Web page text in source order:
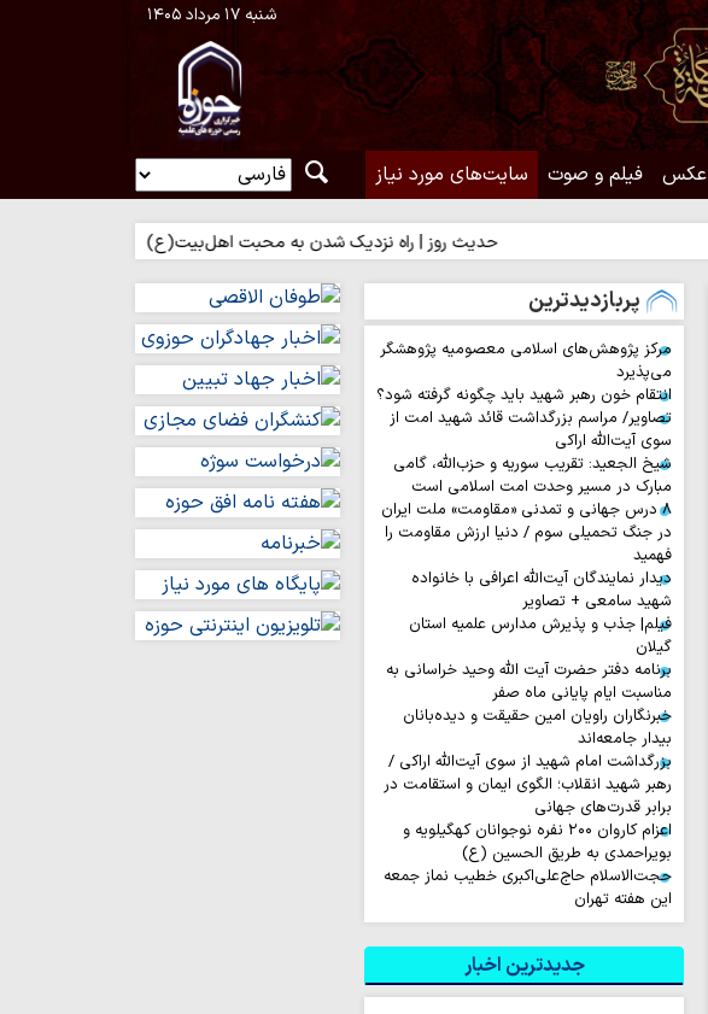
شنبه ۱۷ مرداد ۱۴۰۵
عکس فیلم و صوت سایت‌های مورد نیاز
حدیث روز | راه نزدیک شدن به محبت اهل‌بیت(ع) حدیث روز | بهترین
پربازدیدترین
مرکز پژوهش‌های اسلامی معصومیه پژوهشگر
می‌پذیرد
انتقام خون رهبر شهید باید چگونه گرفته شود؟
تصاویر/ مراسم بزرگداشت قائد شهید امت از
سوی آیت‌الله اراکی
شیخ الجعید: تقریب سوریه و حزب‌الله، گامی
مبارک در مسیر وحدت امت اسلامی است
۸ درس جهانی و تمدنی «مقاومت» ملت ایران
در جنگ تحمیلی سوم / دنیا ارزش مقاومت را
فهمید
دیدار نمایندگان آیت‌الله اعرافی با خانواده
شهید سامعی + تصاویر
فیلم| جذب و پذیرش مدارس علمیه استان
گیلان
برنامه دفتر حضرت آیت الله وحید خراسانی به
مناسبت ایام پایانی ماه صفر
خبرنگاران راویان امین حقیقت و دیده‌بانان
بیدار جامعه‌اند
بزرگداشت امام شهید از سوی آیت‌الله اراکی /
رهبر شهید انقلاب؛ الگوی ایمان و استقامت در
برابر قدرت‌های جهانی
اعزام کاروان ۲۰۰ نفره نوجوانان کهگیلویه و
بویراحمدی به طریق الحسین (ع)
حجت‌الاسلام حاج‌علی‌اکبری خطیب نماز جمعه
این هفته تهران
جدیدترین اخبار